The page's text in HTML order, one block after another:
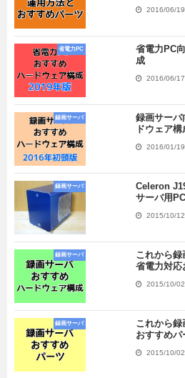
2016/06/19
省電力PC
省電力PC
成
2016/06/17
録画サーバ
録画サーバ
ドウェア
2016/01/19
録画サーバ
Celeron
サーバ用
2015/10/12
録画サーバ
これから
省電力対応
2015/10/02
録画サーバ
これから
おすすめパ
2015/10/02